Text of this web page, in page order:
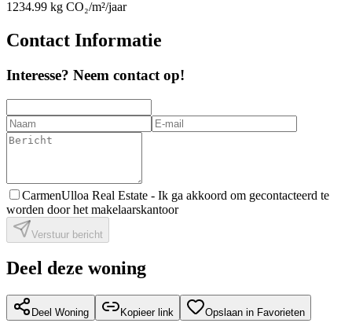
1234.99 kg CO₂/m²/jaar
Contact Informatie
Interesse? Neem contact op!
CarmenUlloa Real Estate - Ik ga akkoord om gecontacteerd te
worden door het makelaarskantoor
Verstuur bericht
Deel deze woning
Deel Woning Kopieer link Opslaan in Favorieten